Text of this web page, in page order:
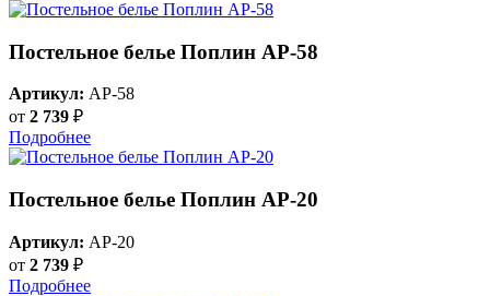
Постельное белье Поплин AP-58
Артикул: AP-58
от 2 739 ₽
Подробнее
Постельное белье Поплин AP-20
Артикул: AP-20
от 2 739 ₽
Подробнее